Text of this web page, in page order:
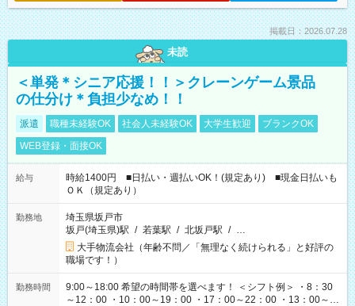
掲載日：2026.07.28
未読
＜単発＊シニア応援！！＞クレーンゲーム景品
の仕分け＊負担少なめ！！
派遣 職種未経験OK 社会人未経験OK 大学生歓迎
ブランクOK
WEB登録・面接OK
給与
時給1400円 ■日払い・週払いOK！(規定あり) ■現金日払いも
ＯＫ（規定あり）
勤務地
埼玉県坂戸市
坂戸(埼玉県)駅 / 若葉駅 / 北坂戸駅 / …
大手物流会社（年齢不問／「無理なく続けられる」と好評の
職場です！）
勤務時間
9:00～18:00 希望の時間帯を選べます！ ＜シフト例＞ ・8：30
～12：00 ・10：00～19：00 ・17：00～22：00 ・13：00～